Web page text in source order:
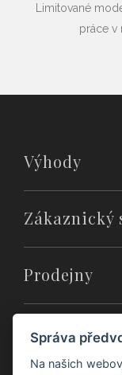
Limitované
práce v
Výhody
Zákaznický
Prodejny
O nás
Správa
Na našich